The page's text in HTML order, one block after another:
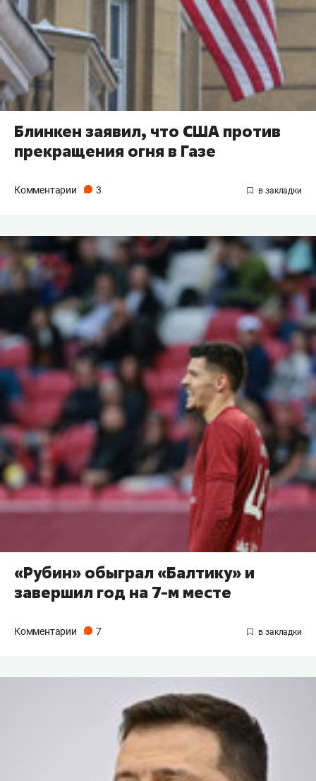
Блинкен заявил, что США против
прекращения огня в Газе
Комментарии 3
«Рубин» обыграл «Балтику» и
завершил год на 7-м месте
Комментарии 7